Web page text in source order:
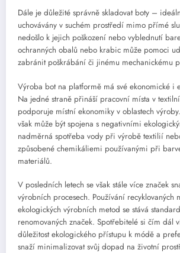
Dále je důležité správně skladovat boty –
uchovávány v suchém prostředí mimo přímé
nedošlo k jejich poškození nebo vyblednutí
ochranných obalů nebo krabic může pomoci
zabránit poškrábání či jinému mechanickému
Výroba bot na platformě má své ekonomické i
Na jedné straně přináší pracovní místa v
podporuje místní ekonomiky v oblastech
však může být spojena s negativními
nadměrná spotřeba vody při výrobě textilií
způsobené chemikáliemi používanými při
materiálů.
V posledních letech se však stále více značek
výrobních procesech. Používání recyklovaných
ekologických výrobních metod se stává
renomovaných značek. Spotřebitelé si čím dál
důležitost ekologického přístupu k módě a
snaží minimalizovat svůj dopad na životní